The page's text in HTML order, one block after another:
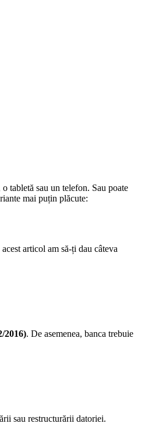
tabletă sau un telefon. Sau poate
mai puțin plăcute:
articol am să-ți dau câteva
2016). De asemenea, banca trebuie
sau restructurării datoriei.